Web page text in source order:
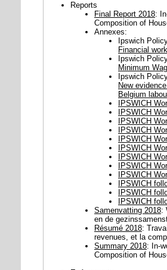
Reports
Final Report 2018:
Composition of
Annexes:
Ipswich
Financial
Ipswich
Minimum
Ipswich
New
Belgium
IPSWICH
IPSWICH
IPSWICH
IPSWICH
IPSWICH
IPSWICH
IPSWICH
IPSWICH
IPSWICH
IPSWICH
IPSWICH
IPSWICH
Samenvatting 2018:
en de
Résumé 2018:
revenues, et la
Summary 2018: In-
Composition of